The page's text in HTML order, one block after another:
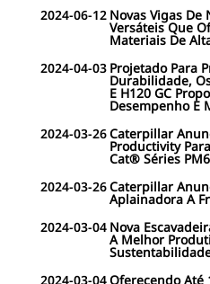
2024-06-12 Novas Vigas
Versáteis Que
Materiais De
2024-04-03 Projetado Para
Durabilidade,
E H120 GC
Desempenho E
2024-03-26Caterpillar
Productivity
Cat® Séries
2024-03-26Caterpillar
Aplainadora A
2024-03-04 Nova
A Melhor
2024-03-04Oferecendo Até